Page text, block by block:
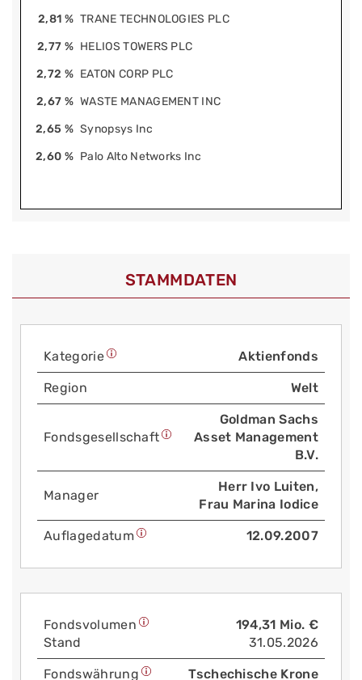
2,81 % TRANE TECHNOLOGIES PLC
2,77 % HELIOS TOWERS PLC
2,72 % EATON CORP PLC
2,67 % WASTE MANAGEMENT INC
2,65 % Synopsys Inc
2,60 % Palo Alto Networks Inc
STAMMDATEN
Kategorie Aktienfonds
Region Welt
Fonds­gesellschaft
Goldman Sachs
Asset Management
B.V.
Manager
Herr Ivo Luiten,
Frau Marina Iodice
Auflage­datum 12.09.2007
Fonds­volumen
Stand
194,31 Mio. €
31.05.2026
Fonds­währung Tschechische Krone